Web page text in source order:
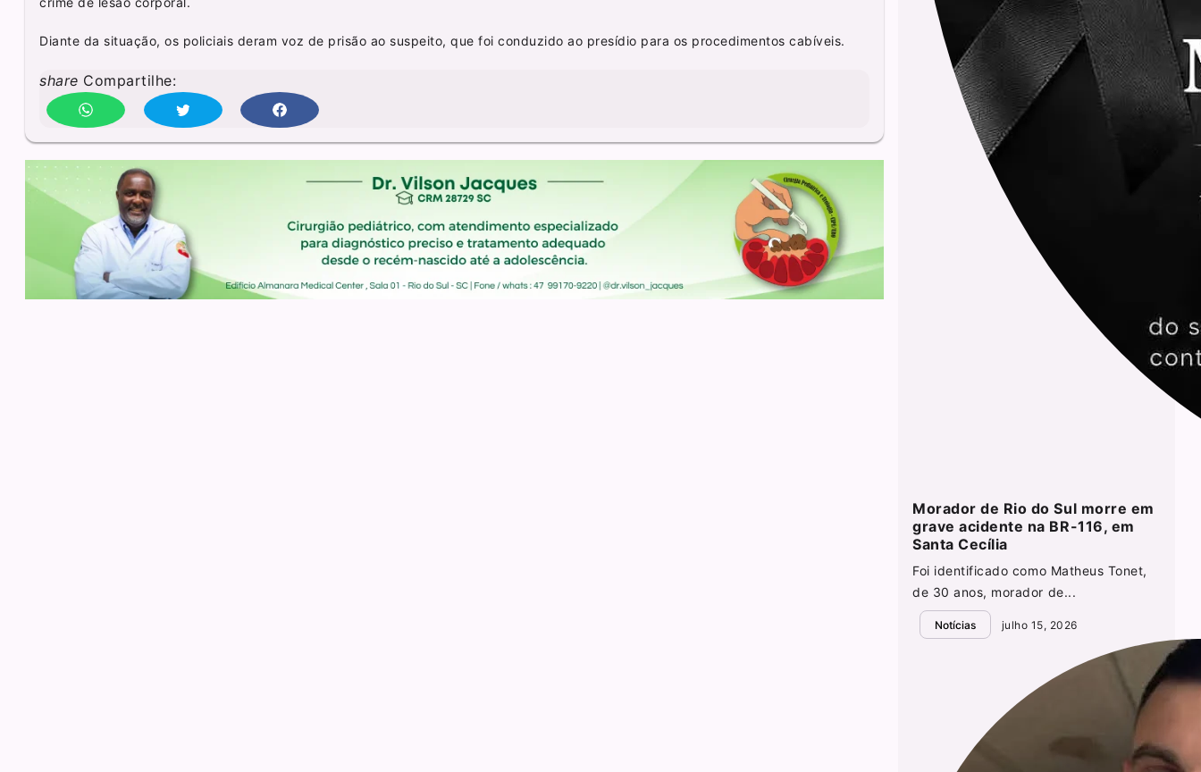
Diante da situação, os policiais deram voz de prisão ao suspeito, que foi conduzido ao presídio para os procedimentos cabíveis.
share Compartilhe:
Morador de Rio do Sul morre em
grave acidente na BR-116, em
Santa Cecília
Foi identificado como Matheus Tonet,
de 30 anos, morador de...
Notícias julho 15, 2026